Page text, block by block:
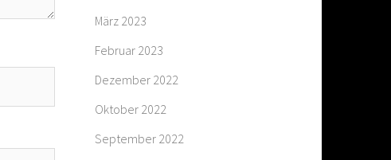
März 2023
Februar 2023
Dezember 2022
Oktober 2022
September 2022